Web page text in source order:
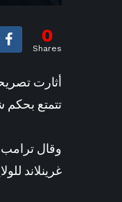
0
Shares
أثارت
تتمتع بحكم
وقال
غرينلاند